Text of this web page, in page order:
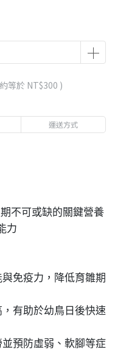
等於 NT$300 )
運送方式
不可或缺的關鍵營養
力
免疫力，降低育雛期
有助於幼鳥日後快速
預防虛弱、軟腳等症